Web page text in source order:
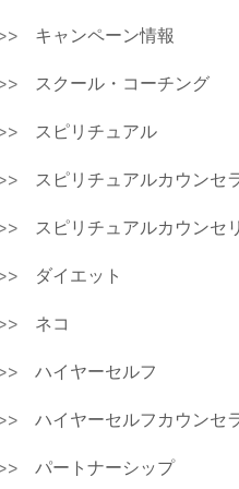
キャンペーン情報
スクール・コーチング
スピリチュアル
スピリチュアルカウンセ
スピリチュアルカウンセ
ダイエット
ネコ
ハイヤーセルフ
ハイヤーセルフカウンセ
パートナーシップ